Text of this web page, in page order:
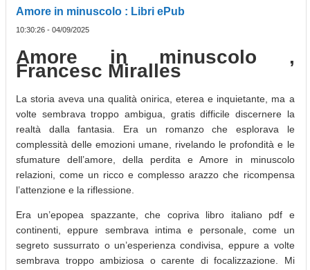
Amore in minuscolo : Libri ePub
10:30:26 - 04/09/2025
Amore in minuscolo ,
Francesc Miralles
La storia aveva una qualità onirica, eterea e inquietante, ma a
volte sembrava troppo ambigua, gratis difficile discernere la
realtà dalla fantasia. Era un romanzo che esplorava le
complessità delle emozioni umane, rivelando le profondità e le
sfumature dell’amore, della perdita e Amore in minuscolo
relazioni, come un ricco e complesso arazzo che ricompensa
l’attenzione e la riflessione.
Era un’epopea spazzante, che copriva libro italiano pdf e
continenti, eppure sembrava intima e personale, come un
segreto sussurrato o un’esperienza condivisa, eppure a volte
sembrava troppo ambiziosa o carente di focalizzazione. Mi